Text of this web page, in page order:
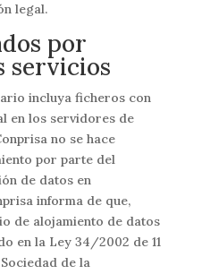
legal.
por
servicios
incluya ficheros con
en los servidores de
no se hace
por parte del
de datos en
informa de que,
de alojamiento de datos
en la Ley 34/2002 de 11
de la